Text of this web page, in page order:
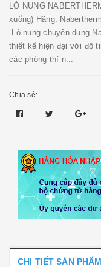
LÒ NUNG
xuống) Hãng:
Lò nung chuyên dụng
thiết kế hiện đại với độ
các phòng thí n...
Chia sẻ:
CHI TIẾT SẢN PHẨM